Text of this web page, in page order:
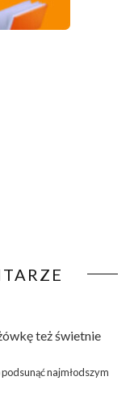
też świetnie
najmłodszym